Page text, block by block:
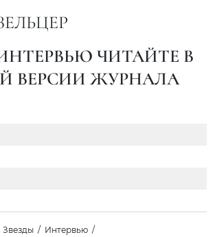
ЧИТАЙТЕ В
ВЕРСИИ ЖУРНАЛА
Звезды Интервью